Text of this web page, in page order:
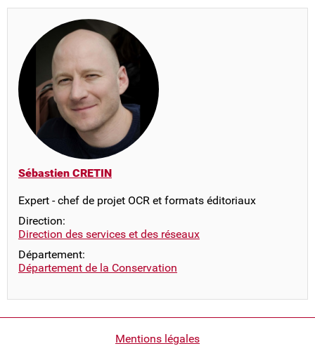
Sébastien CRETIN
Expert - chef de projet OCR et formats éditoriaux
Direction:
Direction des services et des réseaux
Département:
Département de la Conservation
Mentions légales